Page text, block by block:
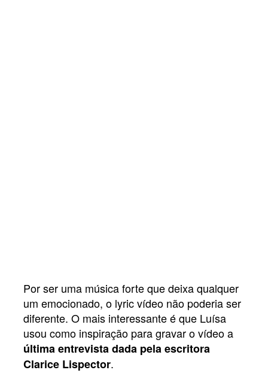
Por ser uma música forte que deixa qualquer
um emocionado, o lyric vídeo não poderia ser
diferente. O mais interessante é que Luísa
usou como inspiração para gravar o vídeo a
última entrevista dada pela escritora
Clarice Lispector.